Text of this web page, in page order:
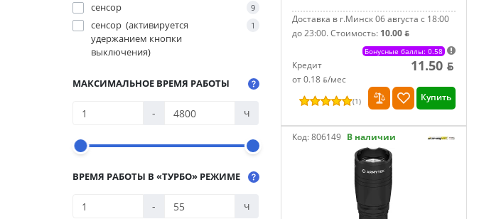
сенсор 9
сенсор (активируется
удержанием кнопки
выключения)
1
МАКСИМАЛЬНОЕ ВРЕМЯ РАБОТЫ
- ч
ВРЕМЯ РАБОТЫ В «ТУРБО» РЕЖИМЕ
- ч
Доставка в г.Минск 06 августа с 18:00
до 23:00.Стоимость: 10.00 ƃ
Бонусные баллы: 0.58
Кредит
от 0.18 ƃ/мec
11.50 ƃ
(1) Купить
Код:806149 В наличии